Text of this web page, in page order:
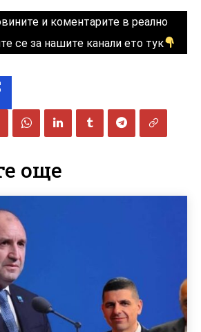
и коментарите в реално
се за нашите канали ето тук
още